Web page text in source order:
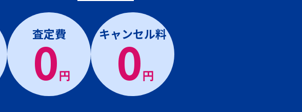
査定費
0円
キャンセル料
0円